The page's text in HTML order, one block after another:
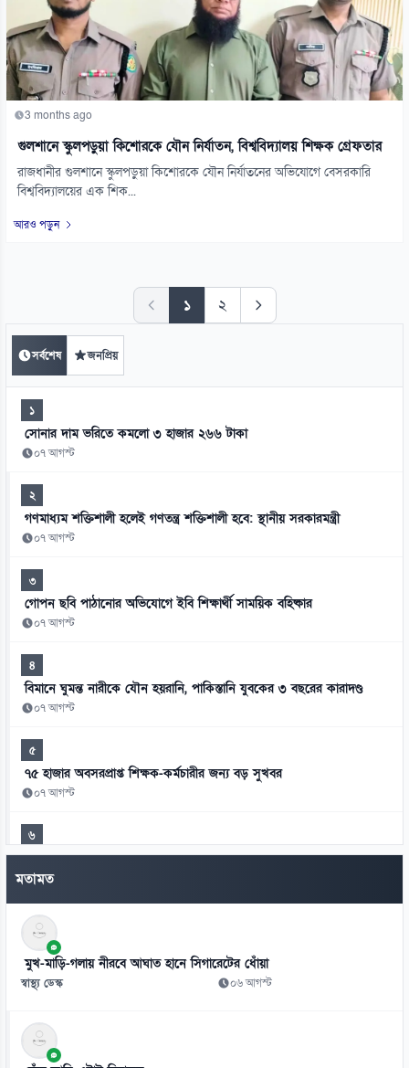
3 months ago
গুলশানে স্কুলপড়ুয়া কিশোরকে যৌন নির্যাতন, বিশ্ববিদ্যালয় শিক্ষক গ্রেফতার
রাজধানীর গুলশানে স্কুলপড়ুয়া কিশোরকে যৌন নির্যাতনের অভিযোগে বেসরকারি
বিশ্ববিদ্যালয়ের এক শিক...
আরও পড়ুন
১ ২
সর্বশেষ জনপ্রিয়
১
সোনার দাম ভরিতে কমলো ৩ হাজার ২৬৬ টাকা
০৭ আগস্ট
২
গণমাধ্যম শক্তিশালী হলেই গণতন্ত্র শক্তিশালী হবে: স্থানীয় সরকারমন্ত্রী
০৭ আগস্ট
৩
গোপন ছবি পাঠানোর অভিযোগে ইবি শিক্ষার্থী সাময়িক বহিষ্কার
০৭ আগস্ট
৪
বিমানে ঘুমন্ত নারীকে যৌন হয়রানি, পাকিস্তানি যুবকের ৩ বছরের কারাদণ্ড
০৭ আগস্ট
৫
৭৫ হাজার অবসরপ্রাপ্ত শিক্ষক-কর্মচারীর জন্য বড় সুখবর
০৭ আগস্ট
৬
মিস ওয়ার্ল্ডের মঞ্চে বাংলাদেশের প্রতিনিধি সামানজার
০৭ আগস্ট
৭
আদালতের রায় উপেক্ষা করে ট্রাম্পের নতুন নাগরিকত্ব আদেশ
০৭ আগস্ট
থাইল্যান্ডের স্কুলে কিশোরের এলোপাতাড়ি গুলি, নিহত অন্তত ৭
০৭ আগস্ট
মতামত
মুখ-মাড়ি-গলায় নীরবে আঘাত হানে সিগারেটের ধোঁয়া
স্বাস্থ্য ডেস্ক ০৬ আগস্ট